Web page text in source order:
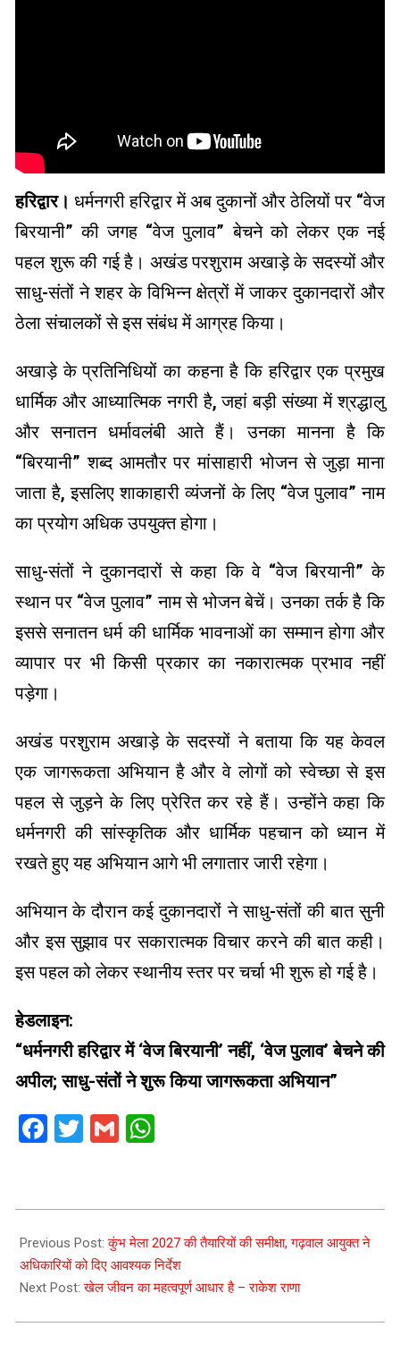
हरिद्वार। धर्मनगरी हरिद्वार में अब दुकानों और ठेलियों पर “वेज
बिरयानी” की जगह “वेज पुलाव” बेचने को लेकर एक नई
पहल शुरू की गई है। अखंड परशुराम अखाड़े के सदस्यों और
साधु-संतों ने शहर के विभिन्न क्षेत्रों में जाकर दुकानदारों और
ठेला संचालकों से इस संबंध में आग्रह किया।
अखाड़े के प्रतिनिधियों का कहना है कि हरिद्वार एक प्रमुख
धार्मिक और आध्यात्मिक नगरी है, जहां बड़ी संख्या में श्रद्धालु
और सनातन धर्मावलंबी आते हैं। उनका मानना है कि
“बिरयानी” शब्द आमतौर पर मांसाहारी भोजन से जुड़ा माना
जाता है, इसलिए शाकाहारी व्यंजनों के लिए “वेज पुलाव” नाम
का प्रयोग अधिक उपयुक्त होगा।
साधु-संतों ने दुकानदारों से कहा कि वे “वेज बिरयानी” के
स्थान पर “वेज पुलाव” नाम से भोजन बेचें। उनका तर्क है कि
इससे सनातन धर्म की धार्मिक भावनाओं का सम्मान होगा और
व्यापार पर भी किसी प्रकार का नकारात्मक प्रभाव नहीं
पड़ेगा।
अखंड परशुराम अखाड़े के सदस्यों ने बताया कि यह केवल
एक जागरूकता अभियान है और वे लोगों को स्वेच्छा से इस
पहल से जुड़ने के लिए प्रेरित कर रहे हैं। उन्होंने कहा कि
धर्मनगरी की सांस्कृतिक और धार्मिक पहचान को ध्यान में
रखते हुए यह अभियान आगे भी लगातार जारी रहेगा।
अभियान के दौरान कई दुकानदारों ने साधु-संतों की बात सुनी
और इस सुझाव पर सकारात्मक विचार करने की बात कही।
इस पहल को लेकर स्थानीय स्तर पर चर्चा भी शुरू हो गई है।
हेडलाइन:
“धर्मनगरी हरिद्वार में ‘वेज बिरयानी’ नहीं, ‘वेज पुलाव’ बेचने की
अपील; साधु-संतों ने शुरू किया जागरूकता अभियान”
Facebook
Twitter
Gmail
06-
06
Previous Post:कुंभ मेला 2027 की तैयारियों की समीक्षा, गढ़वाल आयुक्त ने
अधिकारियों को दिए आवश्यक निर्देश
Next Post:खेल जीवन का महत्वपूर्ण आधार है – राकेश राणा